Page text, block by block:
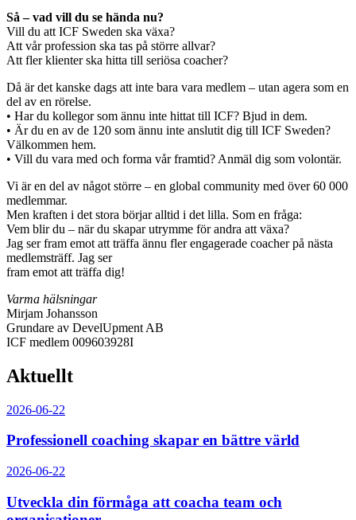
Så – vad vill du se hända nu?
Vill du att ICF Sweden ska växa?
Att vår profession ska tas på större allvar?
Att fler klienter ska hitta till seriösa coacher?
Då är det kanske dags att inte bara vara medlem – utan agera som en
del av en rörelse.
• Har du kollegor som ännu inte hittat till ICF? Bjud in dem.
• Är du en av de 120 som ännu inte anslutit dig till ICF Sweden?
Välkommen hem.
• Vill du vara med och forma vår framtid? Anmäl dig som volontär.
Vi är en del av något större – en global community med över 60 000
medlemmar.
Men kraften i det stora börjar alltid i det lilla. Som en fråga:
Vem blir du – när du skapar utrymme för andra att växa?
Jag ser fram emot att träffa ännu fler engagerade coacher på nästa
medlemsträff. Jag ser
fram emot att träffa dig!
Varma hälsningar
Mirjam Johansson
Grundare av DevelUpment AB
ICF medlem 009603928I
Aktuellt
2026-06-22
Professionell coaching skapar en bättre värld
2026-06-22
Utveckla din förmåga att coacha team och